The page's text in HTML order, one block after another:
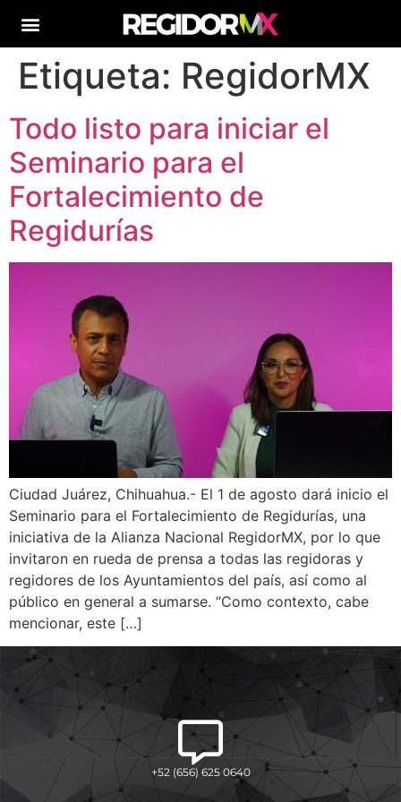
Etiqueta: RegidorMX
Todo listo para iniciar el
Seminario para el
Fortalecimiento de
Regidurías
Ciudad Juárez, Chihuahua.- El 1 de agosto dará inicio el
Seminario para el Fortalecimiento de Regidurías, una
iniciativa de la Alianza Nacional RegidorMX, por lo que
invitaron en rueda de prensa a todas las regidoras y
regidores de los Ayuntamientos del país, así como al
público en general a sumarse. “Como contexto, cabe
mencionar, este […]
+52 (656) 625 0640